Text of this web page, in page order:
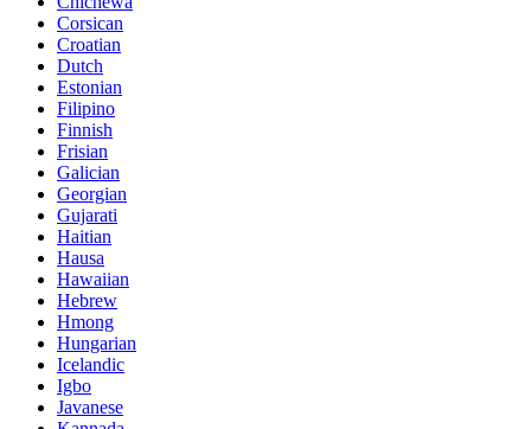
Corsican
Croatian
Dutch
Estonian
Filipino
Finnish
Frisian
Galician
Georgian
Gujarati
Haitian
Hausa
Hawaiian
Hebrew
Hmong
Hungarian
Icelandic
Igbo
Javanese